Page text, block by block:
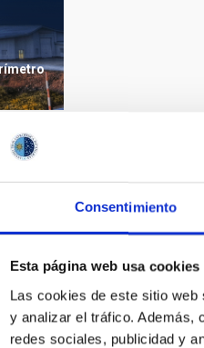
Consentimiento
Esta página web usa cookies
Las cookies de este sitio
y analizar el tráfico. Además,
redes sociales, publicidad y
Canarias
utilizado en el